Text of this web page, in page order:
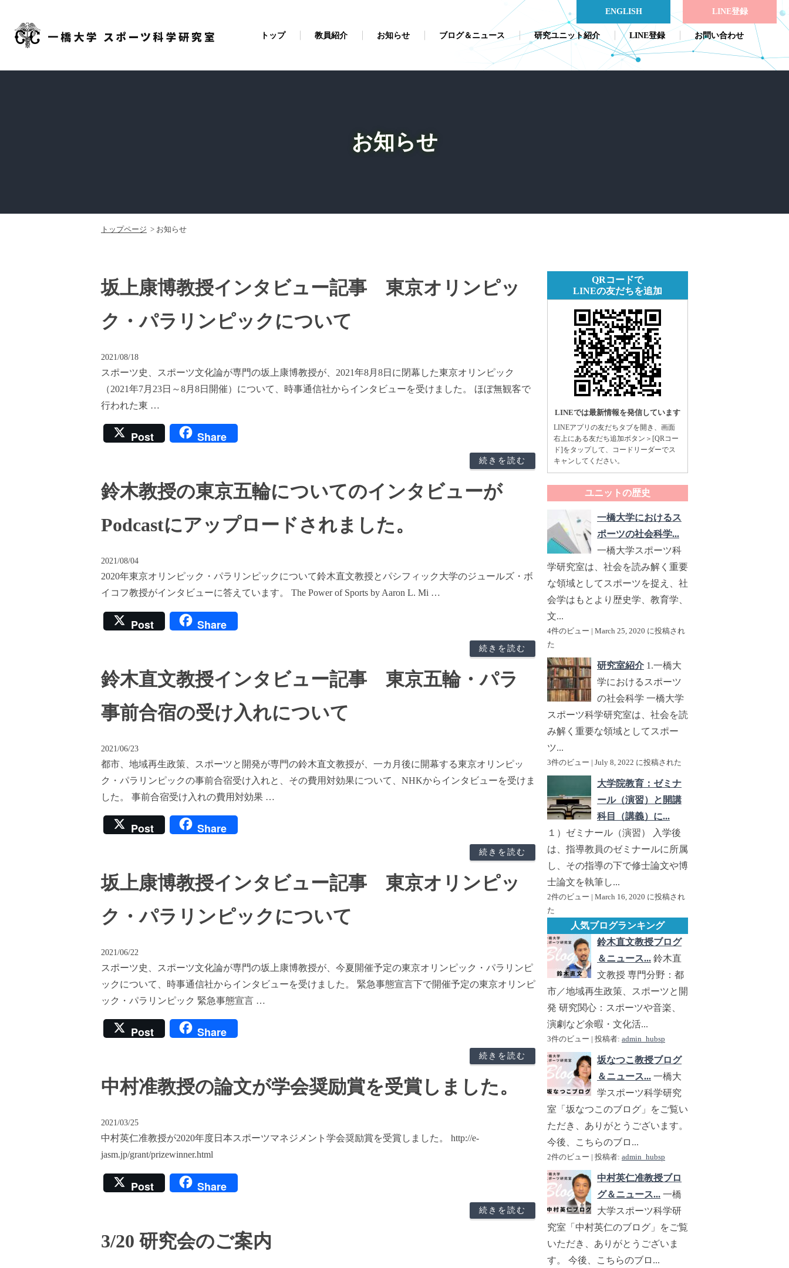
トップ 教員紹介 お知らせ ブログ＆ニュース 研究ユニット紹介 LINE登録 お問い合わせ
ENGLISH LINE登録
お知らせ
トップページ お知らせ
坂上康博教授インタビュー記事 東京オリンピッ
ク・パラリンピックについて
2021/08/18
スポーツ史、スポーツ文化論が専門の坂上康博教授が、2021年8月8日に閉幕した東京オリンピック
（2021年7月23日～8月8日開催）について、時事通信社からインタビューを受けました。 ほぼ無観客で
行われた東 …
Post Share
続きを読む
鈴木教授の東京五輪についてのインタビューが
Podcastにアップロードされました。
2021/08/04
2020年東京オリンピック・パラリンピックについて鈴木直文教授とパシフィック大学のジュールズ・ボ
イコフ教授がインタビューに答えています。 The Power of Sports by Aaron L. Mi …
Post Share
続きを読む
鈴木直文教授インタビュー記事 東京五輪・パラ
事前合宿の受け入れについて
2021/06/23
都市、地域再生政策、スポーツと開発が専門の鈴木直文教授が、一カ月後に開幕する東京オリンピッ
ク・パラリンピックの事前合宿受け入れと、その費用対効果について、NHKからインタビューを受けま
した。 事前合宿受け入れの費用対効果 …
Post Share
続きを読む
坂上康博教授インタビュー記事 東京オリンピッ
ク・パラリンピックについて
2021/06/22
スポーツ史、スポーツ文化論が専門の坂上康博教授が、今夏開催予定の東京オリンピック・パラリンピ
ックについて、時事通信社からインタビューを受けました。 緊急事態宣言下で開催予定の東京オリンピ
ック・パラリンピック 緊急事態宣言 …
Post Share
続きを読む
中村准教授の論文が学会奨励賞を受賞しました。
2021/03/25
中村英仁准教授が2020年度日本スポーツマネジメント学会奨励賞を受賞しました。 http://e-
jasm.jp/grant/prizewinner.html
Post Share
続きを読む
3/20 研究会のご案内
QRコードで
LINEの友だちを追加
LINEでは最新情報を発信しています
LINEアプリの友だちタブを開き、画面
右上にある友だち追加ボタン＞[QRコー
ド]をタップして、コードリーダーでス
キャンしてください。
ユニットの歴史
一橋大学におけるス
ポーツの社会科学...
一橋大学スポーツ科
学研究室は、社会を読み解く重要
な領域としてスポーツを捉え、社
会学はもとより歴史学、教育学、
文...
4件のビュー
March 25, 2020 に投稿され
た
研究室紹介 1.一橋大
学におけるスポーツ
の社会科学 一橋大学
スポーツ科学研究室は、社会を読
み解く重要な領域としてスポー
ツ...
3件のビュー July 8, 2022 に投稿された
大学院教育：ゼミナ
ール（演習）と開講
科目（講義）に...
１）ゼミナール（演習） 入学後
は、指導教員のゼミナールに所属
し、その指導の下で修士論文や博
士論文を執筆し...
2件のビュー
March 16, 2020 に投稿され
た
人気ブログランキング
鈴木直文教授ブログ
＆ニュース... 鈴木直
文教授 専門分野：都
市／地域再生政策、スポーツと開
発 研究関心：スポーツや音楽、
演劇など余暇・文化活...
3件のビュー 投稿者: admin_hubsp
坂なつこ教授ブログ
＆ニュース... 一橋大
学スポーツ科学研究
室「坂なつこのブログ」をご覧い
ただき、ありがとうございます。
今後、こちらのブロ...
2件のビュー 投稿者: admin_hubsp
中村英仁准教授ブロ
グ＆ニュース... 一橋
大学スポーツ科学研
究室「中村英仁のブログ」をご覧
いただき、ありがとうございま
す。 今後、こちらのブロ...